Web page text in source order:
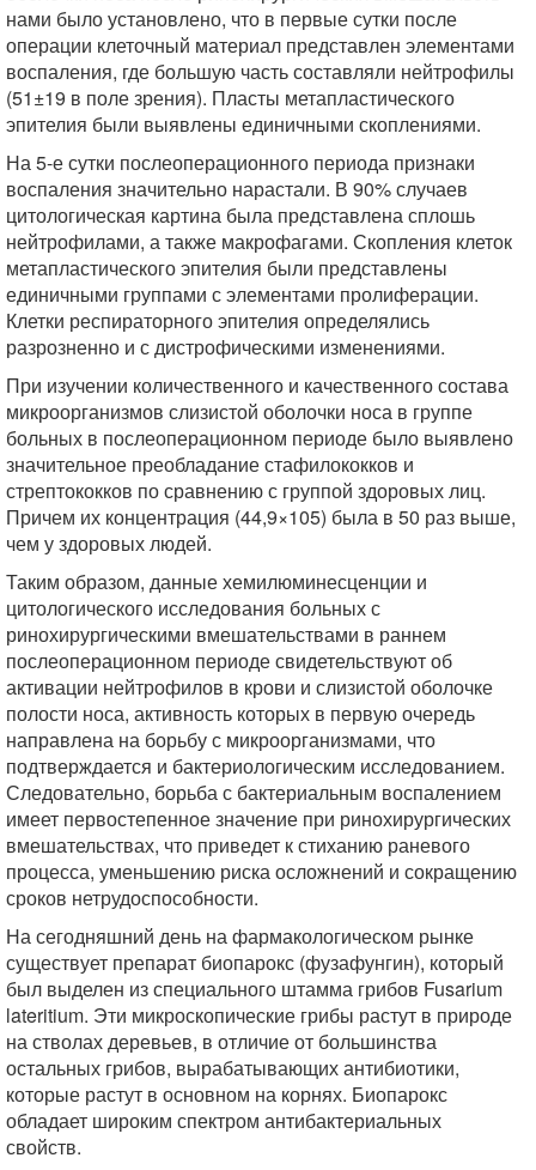
нами было установлено, что в первые сутки после
операции клеточный материал представлен элементами
воспаления, где большую часть составляли нейтрофилы
(51±19 в поле зрения). Пласты метапластического
эпителия были выявлены единичными скоплениями.
На 5-е сутки послеоперационного периода признаки
воспаления значительно нарастали. В 90% случаев
цитологическая картина была представлена сплошь
нейтрофилами, а также макрофагами. Скопления клеток
метапластического эпителия были представлены
единичными группами с элементами пролиферации.
Клетки респираторного эпителия определялись
разрозненно и с дистрофическими изменениями.
При изучении количественного и качественного состава
микроорганизмов слизистой оболочки носа в группе
больных в послеоперационном периоде было выявлено
значительное преобладание стафилококков и
стрептококков по сравнению с группой здоровых лиц.
Причем их концентрация (44,9×105) была в 50 раз выше,
чем у здоровых людей.
Таким образом, данные хемилюминесценции и
цитологического исследования больных с
ринохирургическими вмешательствами в раннем
послеоперационном периоде свидетельствуют об
активации нейтрофилов в крови и слизистой оболочке
полости носа, активность которых в первую очередь
направлена на борьбу с микроорганизмами, что
подтверждается и бактериологическим исследованием.
Следовательно, борьба с бактериальным воспалением
имеет первостепенное значение при ринохирургических
вмешательствах, что приведет к стиханию раневого
процесса, уменьшению риска осложнений и сокращению
сроков нетрудоспособности.
На сегодняшний день на фармакологическом рынке
существует препарат биопарокс (фузафунгин), который
был выделен из специального штамма грибов Fusarium
lateritium. Эти микроскопические грибы растут в природе
на стволах деревьев, в отличие от большинства
остальных грибов, вырабатывающих антибиотики,
которые растут в основном на корнях. Биопарокс
обладает широким спектром антибактериальных
свойств.